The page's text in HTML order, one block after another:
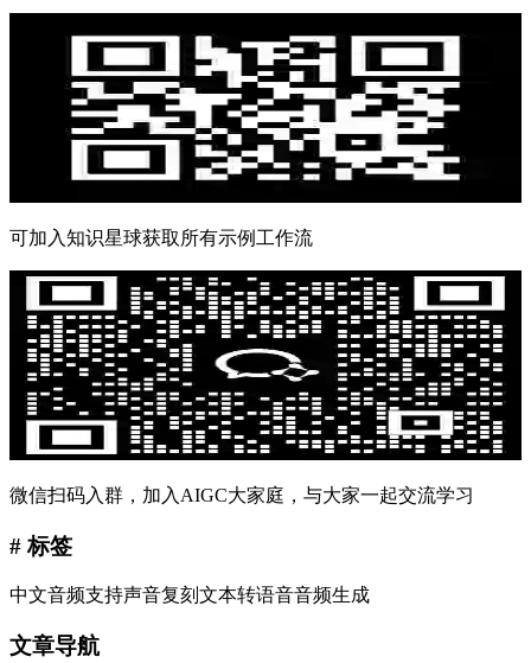
可加入知识星球获取所有示例工作流
微信扫码入群，加入AIGC大家庭，与大家一起交流学习
# 标签
中文音频支持声音复刻 文本转语音音频生成
文章导航